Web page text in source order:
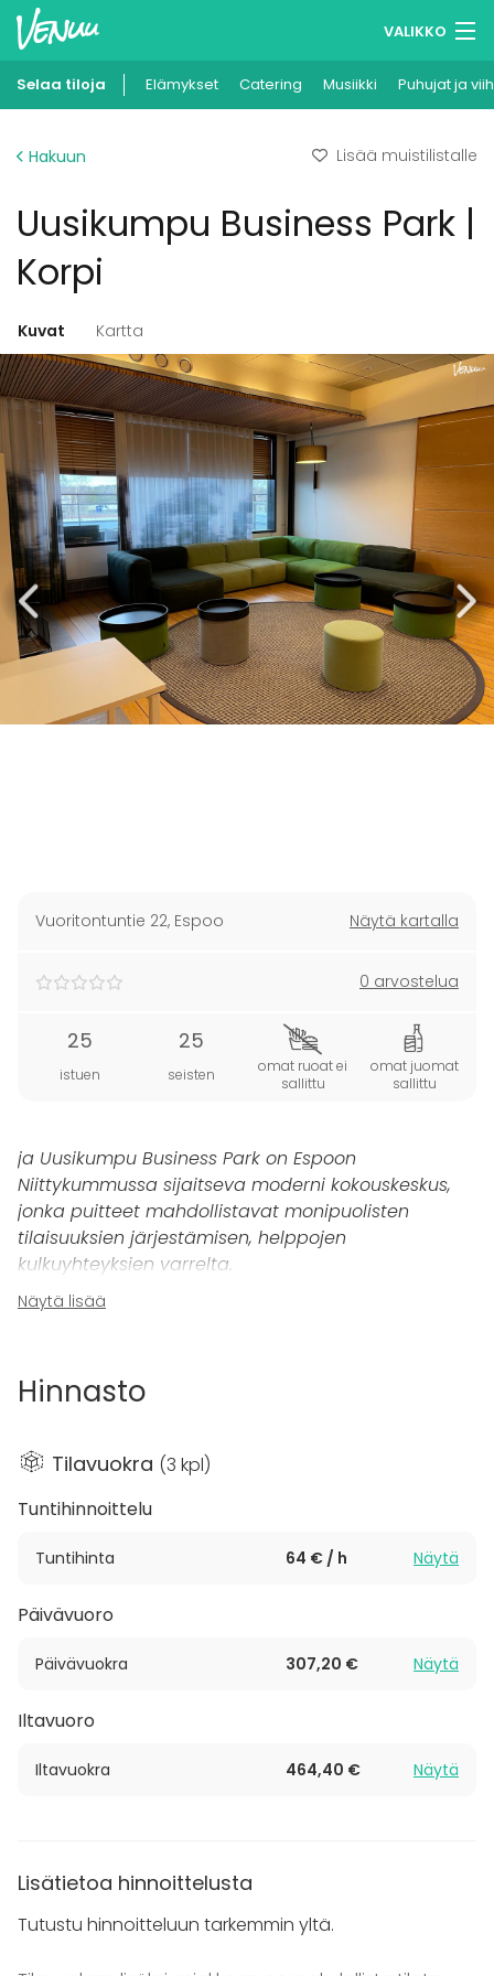
VALIKKO
Muistilistasi
Ilmoita kohteesi
Selaa tiloja Elämykset Catering Musiikki Puhujat ja
Hakuun Lisää muistilistalle
Uusikumpu Business Park |
Korpi
Kuvat Kartta
Vuoritontuntie 22, Espoo Näytä kartalla
0 arvostelua
25
istuen
25
seisten
omat ruoat ei
sallittu
omat juomat
sallittu
ja Uusikumpu Business Park on Espoon
Niittykummussa sijaitseva moderni kokouskeskus,
jonka puitteet mahdollistavat monipuolisten
tilaisuuksien järjestämisen, helppojen
kulkuyhteyksien varrelta.
Korpion jopa 25 hengen tilaisuuksiin soveltuva
illanviettojen järjestämiseen.
Uusikumpu Business Parkin kokoustilat on varusteltu
modernilla tilatekniikalla, jonka ansiosta erilaisten
yritystilaisuuksien järjestäminen onnistuu mutkitta.
myös kattavat aula-, ravintola- ja kokouspalvelut.
tapahtumaanne maukkaat ja terveelliset tarjoilut –
omaaville.
Tervetuloa tutustumaan laadukkaisiin
Näytä lisää
Hinnasto
Tilavuokra (3 kpl)
Tuntihinnoittelu
Tuntihinta 64 € / h Näytä
Päivävuoro
Päivävuokra 307,20 € Näytä
Iltavuoro
Iltavuokra 464,40 € Näytä
Lisätietoa hinnoittelusta
Tutustu hinnoitteluun tarkemmin yltä.